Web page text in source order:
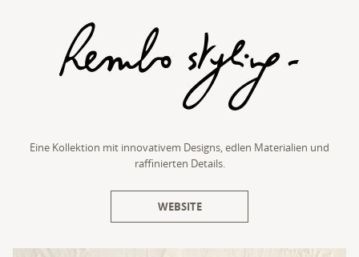
Eine Kollektion mit innovativem Designs, edlen Materialien und
raffinierten Details.
WEBSITE